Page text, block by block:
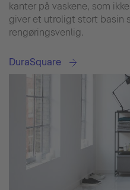
kanter på vaskene, som
giver et utroligt stort basin
rengøringsvenlig.
DuraSquare